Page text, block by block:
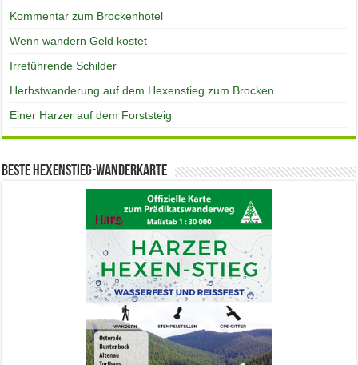
Kommentar zum Brockenhotel
Wenn wandern Geld kostet
Irreführende Schilder
Herbstwanderung auf dem Hexenstieg zum Brocken
Einer Harzer auf dem Forststeig
Beste Hexenstieg-Wanderkarte